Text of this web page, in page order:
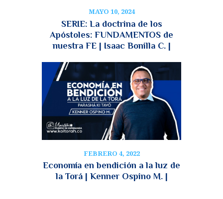
MAYO 10, 2024
SERIE: La doctrina de los
Apóstoles: FUNDAMENTOS de
nuestra FE | Isaac Bonilla C. |
FEBRERO 4, 2022
Economía en bendición a la luz de
la Torá | Kenner Ospino M. |